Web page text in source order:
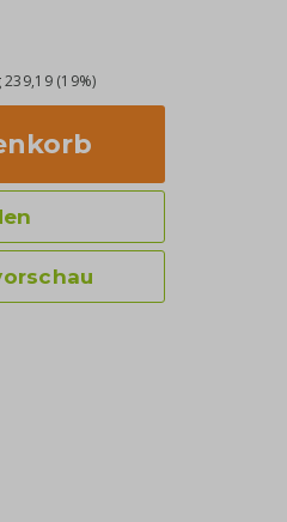
239,19 (19%)